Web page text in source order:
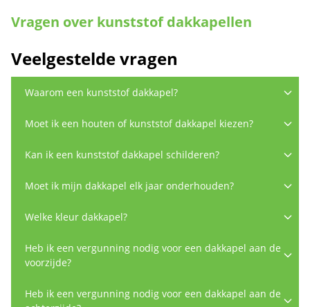
Vragen over kunststof dakkapellen
Veelgestelde vragen
Waarom een kunststof dakkapel?
Moet ik een houten of kunststof dakkapel kiezen?
Kan ik een kunststof dakkapel schilderen?
Moet ik mijn dakkapel elk jaar onderhouden?
Welke kleur dakkapel?
Heb ik een vergunning nodig voor een dakkapel aan de
voorzijde?
Heb ik een vergunning nodig voor een dakkapel aan de